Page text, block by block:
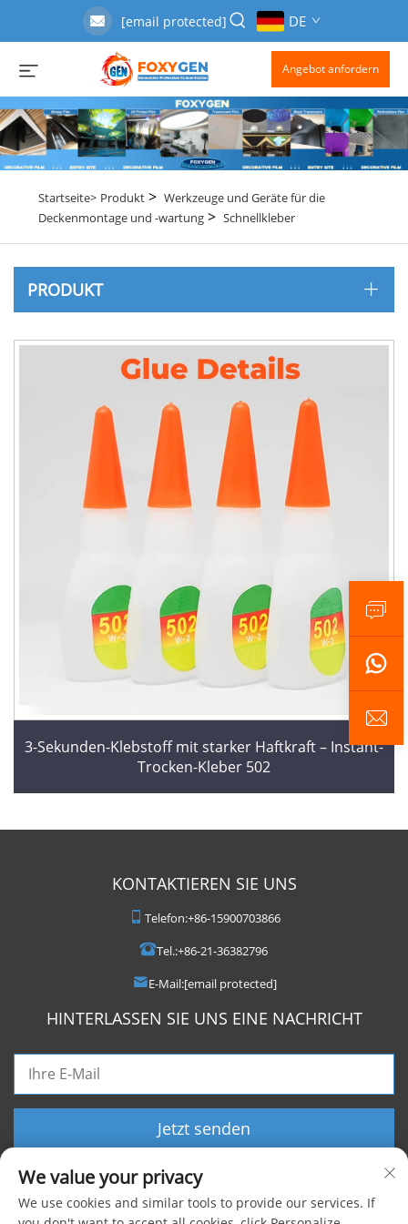
[email protected] DE
Angebot anfordern
Startseite> Produkt> Werkzeuge und Geräte für die
Deckenmontage und -wartung> Schnellkleber
PRODUKT
3-Sekunden-Klebstoff mit starker Haftkraft – Instant-
Trocken-Kleber 502
KONTAKTIEREN SIE UNS
Telefon:+86-15900703866
Tel.:+86-21-36382796
E-Mail:[email protected]
HINTERLASSEN SIE UNS EINE NACHRICHT
Jetzt senden
We value your privacy
We use cookies and similar tools to provide our services. If